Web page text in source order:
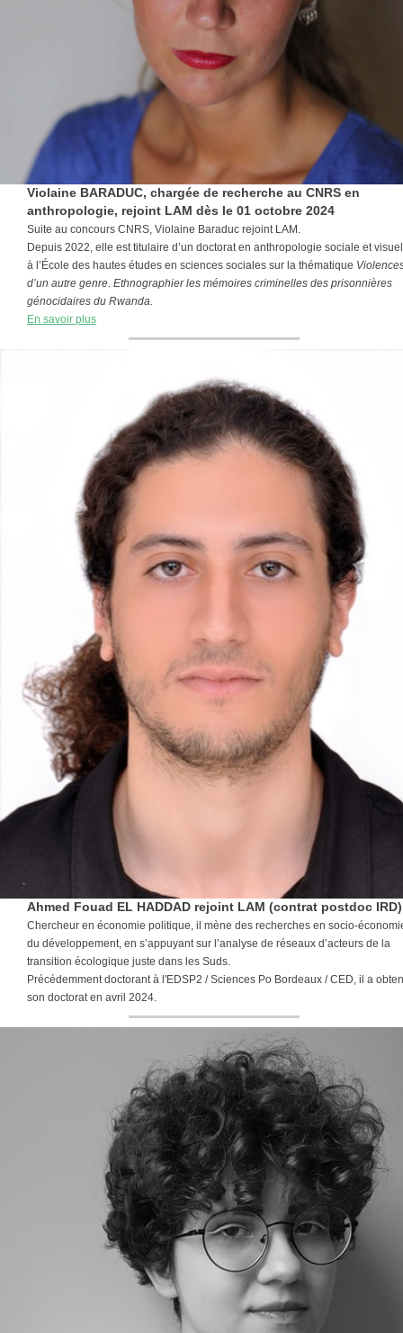
Violaine BARADUC, chargée de recherche au CNRS en
anthropologie, rejoint LAM dès le 01 octobre 2024
Suite au concours CNRS, Violaine Baraduc rejoint LAM.
Depuis 2022, elle est titulaire d’un doctorat en anthropologie sociale et
à l’École des hautes études en sciences sociales sur la thématique
d’un autre genre. Ethnographier les mémoires criminelles des prisonnières
génocidaires du Rwanda.
En savoir plus
Ahmed Fouad EL HADDAD rejoint LAM (contrat postdoc IRD)
Chercheur en économie politique, il mène des recherches en socio-
du développement, en s’appuyant sur l’analyse de réseaux d’acteurs de la
transition écologique juste dans les Suds.
Précédemment doctorant à l'EDSP2 / Sciences Po Bordeaux / CED, il a
son doctorat en avril 2024.